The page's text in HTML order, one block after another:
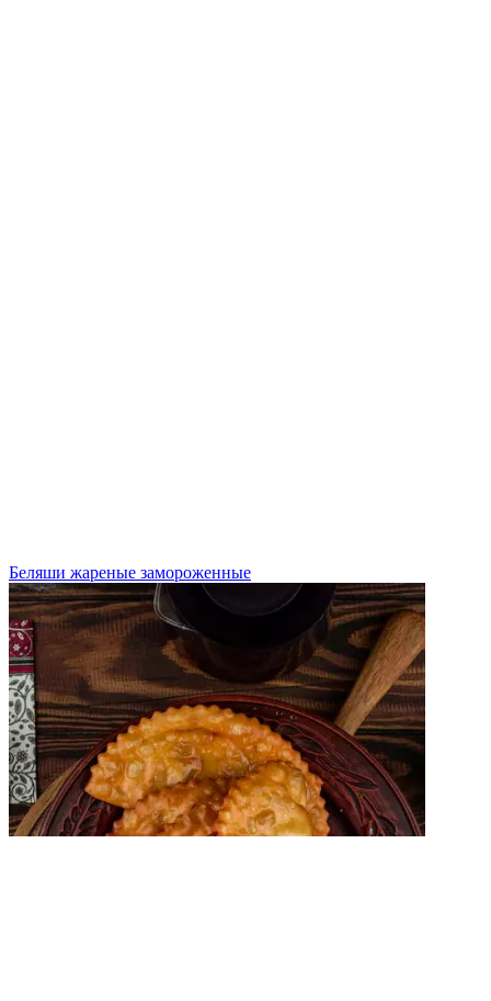
Беляши жареные замороженные